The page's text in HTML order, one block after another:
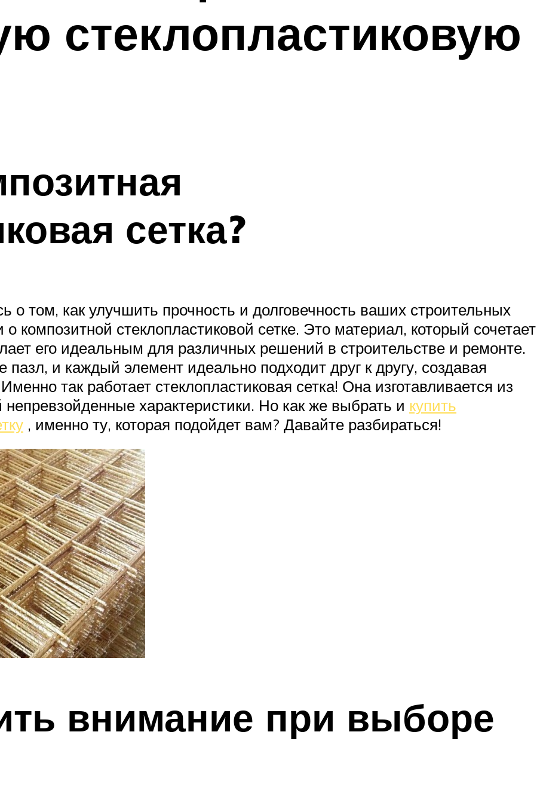
стеклопластиковую
сетка?
о том, как улучшить прочность и долговечность ваших строительных
композитной стеклопластиковой сетке. Это материал, который сочетает
его идеальным для различных решений в строительстве и ремонте.
пазл, и каждый элемент идеально подходит друг к другу, создавая
так работает стеклопластиковая сетка! Она изготавливается из
характеристики. Но как же выбрать и купить
, именно ту, которая подойдет вам? Давайте разбираться!
внимание при выборе